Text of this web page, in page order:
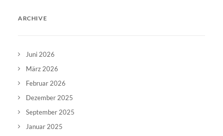
ARCHIVE
Juni 2026
März 2026
Februar 2026
Dezember 2025
September 2025
Januar 2025